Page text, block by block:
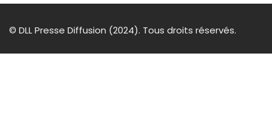
© DLL Presse Diffusion (2024). Tous droits réservés.